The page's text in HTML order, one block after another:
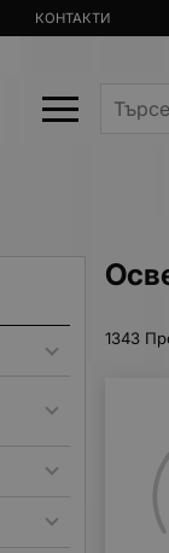
КОНТАКТИ
1343